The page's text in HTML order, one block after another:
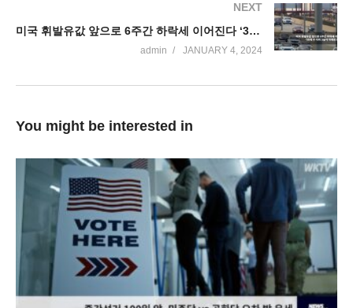
NEXT
미국 휘발유값 앞으로 6주간 하락세 이어진다 ‘30개 주 이미 3달러 아래로 떨어져’
admin JANUARY 4, 2024
You might be interested in